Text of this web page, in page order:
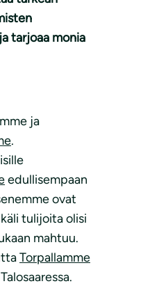
tarjoaa monia
ja
.
edullisempaan
ovat
tulijoita olisi
mahtuu.
Torpallamme